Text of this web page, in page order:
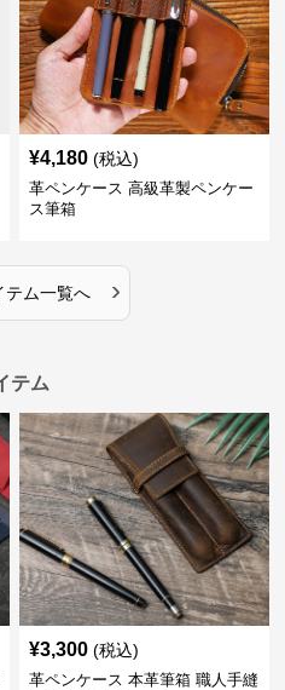
¥4,180 (税込)
革ペンケース 高級革製ペンケー
ス筆箱
テム一覧へ ›
テム
¥3,300 (税込)
革ペンケース 本革筆箱 職人手縫